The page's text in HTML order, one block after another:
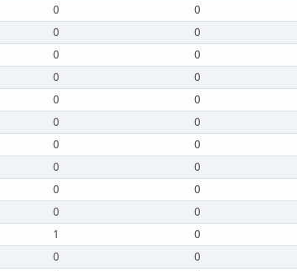
0 0
0 0
0 0
0 0
0 0
0 0
0 0
0 0
0 0
0 0
1 0
0 0